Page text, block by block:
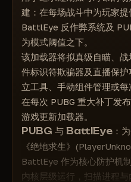
保存配置 - 将当前设置
加载/卸载 - 加载或卸
建：在每场战斗中为玩家
BattlEye 反作弊系统及
为模式阈值之下。
该加载器将拟真级自瞄、
件标识符欺骗器及直播保
立工具、手动组件管理或
在每次 PUBG 重大补丁发
游戏更新加载器。
PUBG 与 BattlEye：为
《绝地求生》
BattlEye 作为核心防护机
内核层级运行，扫描进程与